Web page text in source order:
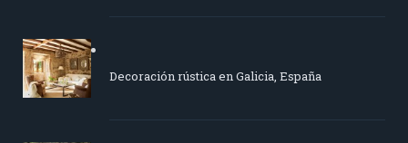
Decoración rústica en Galicia, España